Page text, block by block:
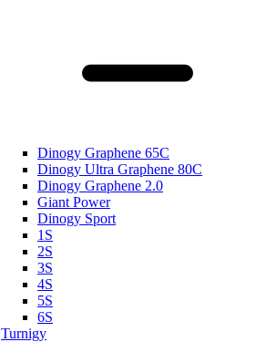
Dinogy Graphene 65C
Dinogy Ultra Graphene 80C
Dinogy Graphene 2.0
Giant Power
Dinogy Sport
1S
2S
3S
4S
5S
6S
Turnigy